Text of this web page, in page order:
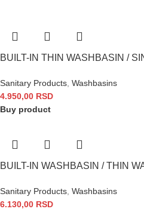
BUILT-IN THIN WASHBASIN /
Sanitary Products Washbasins
4.950,00 RSD
Buy product
BUILT-IN WASHBASIN / THIN
Sanitary Products Washbasins
6.130,00 RSD